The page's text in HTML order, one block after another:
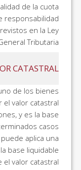
de la cuota
responsabilidad
en la Ley
Tributaria.
CATASTRAL.
de los bienes
valor catastral
y es la base
casos
aplica una
base liquidable
valor catastral.